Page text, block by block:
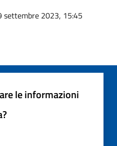
settembre 2023, 15:45
le informazioni